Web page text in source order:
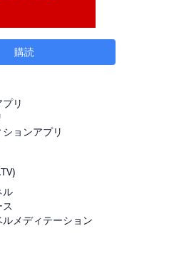
購読
リ
ョンアプリ
)
ル
メディテーション